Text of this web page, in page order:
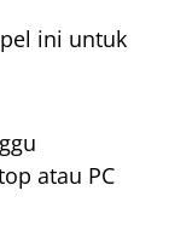
ini untuk
atau PC